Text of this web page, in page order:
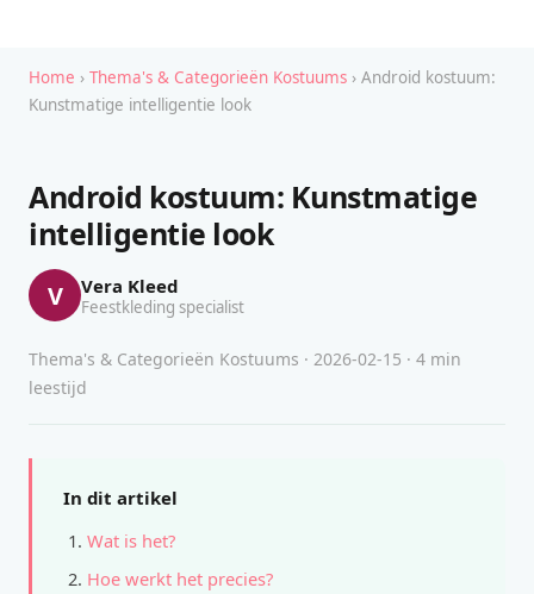
Home › Thema's & Categorieën Kostuums › Android kostuum:
Kunstmatige intelligentie look
Android kostuum: Kunstmatige
intelligentie look
V Vera Kleed
Feestkleding specialist
Thema's & Categorieën Kostuums · 2026-02-15 · 4 min
leestijd
In dit artikel
Wat is het?
Hoe werkt het precies?